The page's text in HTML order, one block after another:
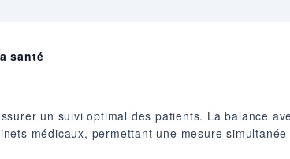
santé
un suivi optimal des patients. La balance
médicaux, permettant une mesure